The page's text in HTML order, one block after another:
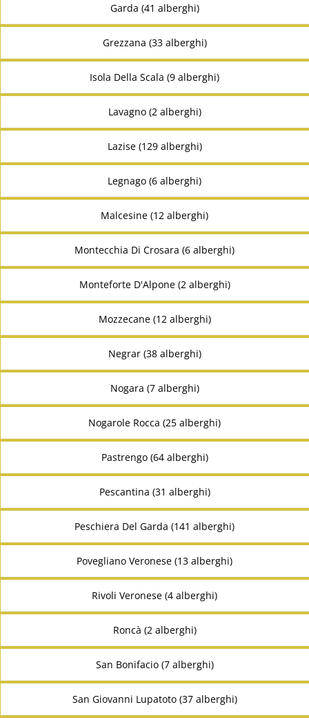
Garda (41 alberghi)
Grezzana (33 alberghi)
Isola Della Scala (9 alberghi)
Lavagno (2 alberghi)
Lazise (129 alberghi)
Legnago (6 alberghi)
Malcesine (12 alberghi)
Montecchia Di Crosara (6 alberghi)
Monteforte D'Alpone (2 alberghi)
Mozzecane (12 alberghi)
Negrar (38 alberghi)
Nogara (7 alberghi)
Nogarole Rocca (25 alberghi)
Pastrengo (64 alberghi)
Pescantina (31 alberghi)
Peschiera Del Garda (141 alberghi)
Povegliano Veronese (13 alberghi)
Rivoli Veronese (4 alberghi)
Roncà (2 alberghi)
San Bonifacio (7 alberghi)
San Giovanni Lupatoto (37 alberghi)